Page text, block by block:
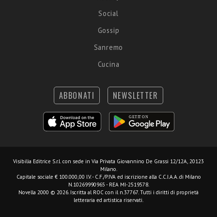
Social
Gossip
Sanremo
Cucina
ABBONATI NEWSLETTER
Visibilia Editrice S.r.l. con sede in Via Privata Giovannino De Grassi 12/12A, 20123
Milano.
Capitale sociale € 100.000,00 I.V. - C.F./P.IVA ed iscrizione alla C.C.I.A.A. di Milano
N.10269990965 - REA MI-2519578.
Novella 2000 © 2026. Iscritta al ROC con il n.37767. Tutti i diritti di proprietà
letteraria ed artistica riservati.